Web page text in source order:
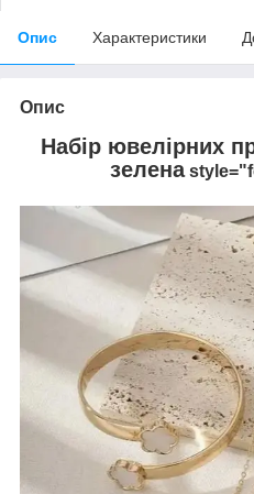
Опис Характеристики
Опис
Набір ювелірних
зелена